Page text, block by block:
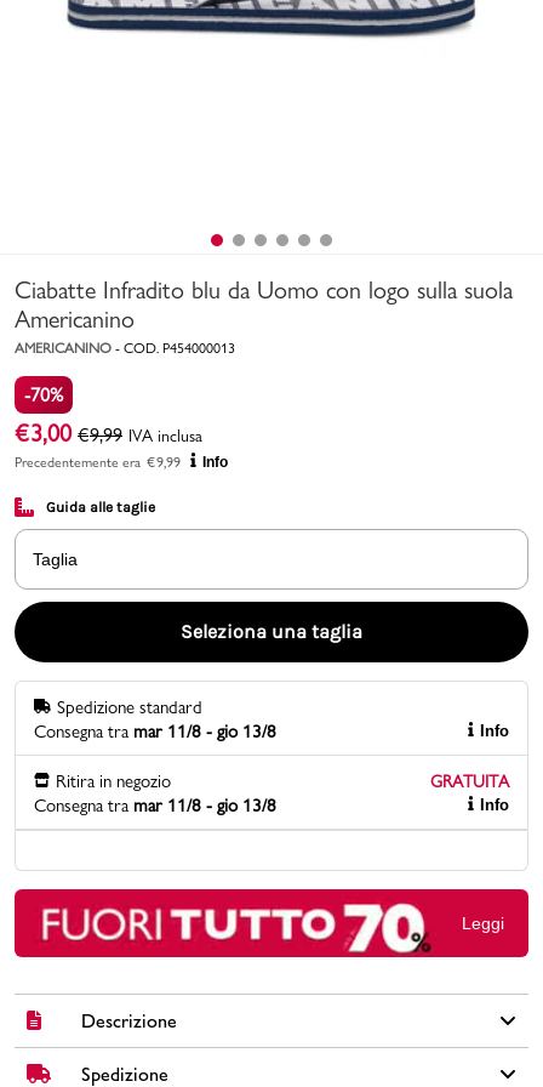
Uomo Bambino
Marchi
Promo & News
contatti
Gift card
Ciabatte Infradito blu da Uomo con logo sulla suola
Americanino
AMERICANINO - COD. P454000013
-70%
€3,00 €9,99 IVA inclusa
Precedentemente era €9,99 Info
Guida alle taglie
Taglia
Seleziona una taglia
Spedizione standard
Consegna tra mar 11/8 - gio 13/8 Info
Ritira in negozio
GRATUITA
Consegna tra mar 11/8 - gio 13/8 Info
Leggi
Descrizione
Scegli le Ciabatte infradito blu navy da Uomo Americanino,
Spedizione